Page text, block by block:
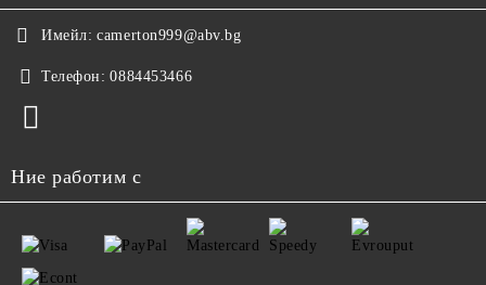
Имейл: camerton999@abv.bg
Телефон: 0884453466
Ние работим с